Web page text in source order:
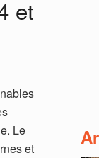
et
Le
et